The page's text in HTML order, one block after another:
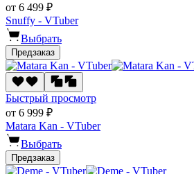
от 6 499 ₽
Snuffy - VTuber
Выбрать
Предзаказ
Быстрый просмотр
от 6 999 ₽
Matara Kan - VTuber
Выбрать
Предзаказ